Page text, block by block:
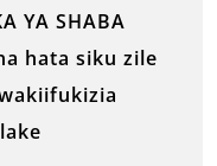
YA SHABA
hata siku zile